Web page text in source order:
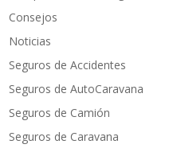
Consejos
Noticias
Seguros de Accidentes
Seguros de AutoCaravana
Seguros de Camión
Seguros de Caravana